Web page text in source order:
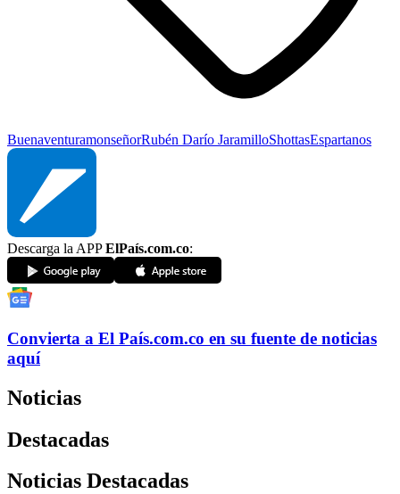
BuenaventuramonseñorRubén Darío JaramilloShottasEspartanos
Descarga la APPElPaís.com.co:
Convierta a El País.com.co en su fuente de noticias
aquí
Noticias
Destacadas
Noticias Destacadas